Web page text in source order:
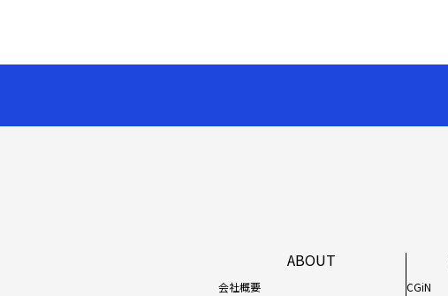
ABOUT
会社概要
CGiN